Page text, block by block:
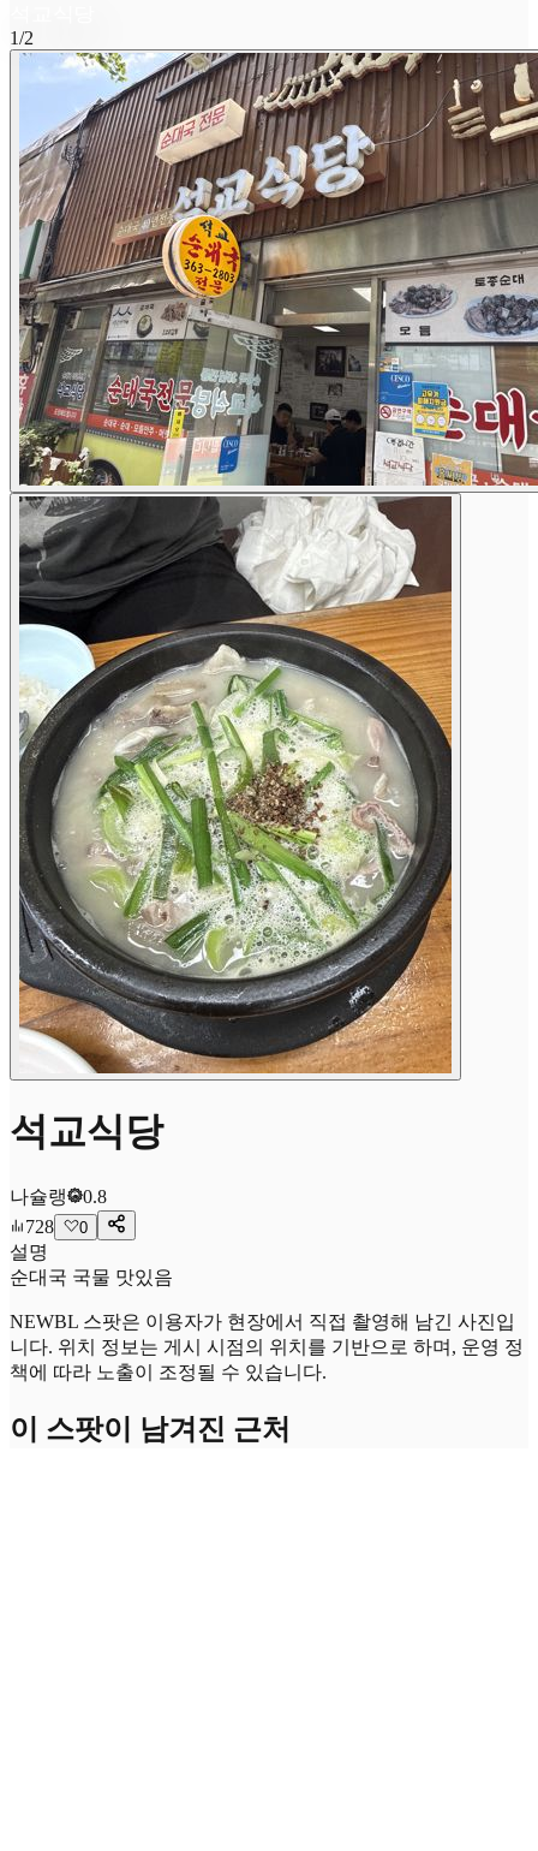
1/2
석교식당
나슐랭
0.8
728
0
설명
순대국 국물 맛있음
NEWBL 스팟은 이용자가 현장에서 직접 촬영해 남긴 사진입
니다. 위치 정보는 게시 시점의 위치를 기반으로 하며, 운영 정
책에 따라 노출이 조정될 수 있습니다.
이 스팟이 남겨진 근처